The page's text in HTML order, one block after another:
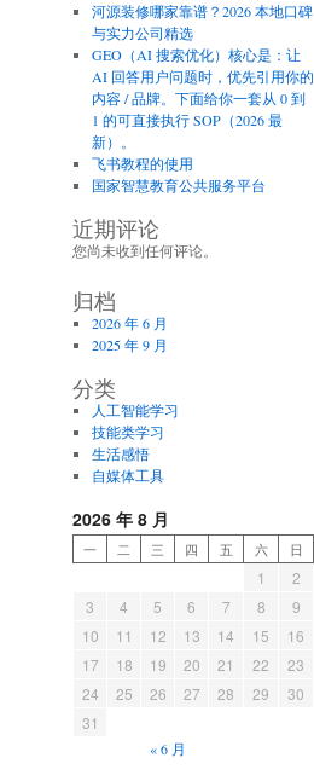
河源装修哪家靠谱？2026 本地口碑
与实力公司精选
GEO（AI 搜索优化）核心是：让
AI 回答用户问题时，优先引用你的
内容 / 品牌。下面给你一套从 0 到
1 的可直接执行 SOP（2026 最
新）。
飞书教程的使用
国家智慧教育公共服务平台
近期评论
您尚未收到任何评论。
归档
2026 年 6 月
2025 年 9 月
分类
人工智能学习
技能类学习
生活感悟
自媒体工具
2026 年 8 月
一 二 三 四 五 六 日
1
2
3
4 5 6 7 8
9
10
11 12 13 14 15
16
17
18 19 20 21 22
23
24
25 26 27 28 29
30
31
« 6 月